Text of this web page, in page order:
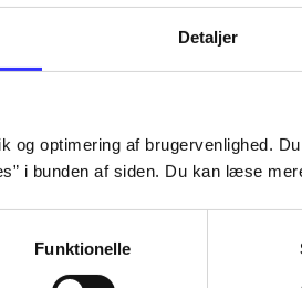
Detaljer
og optimering af brugervenlighed.
i bunden af siden. Du kan læse
Funktionelle
rings
Transformers - dark of